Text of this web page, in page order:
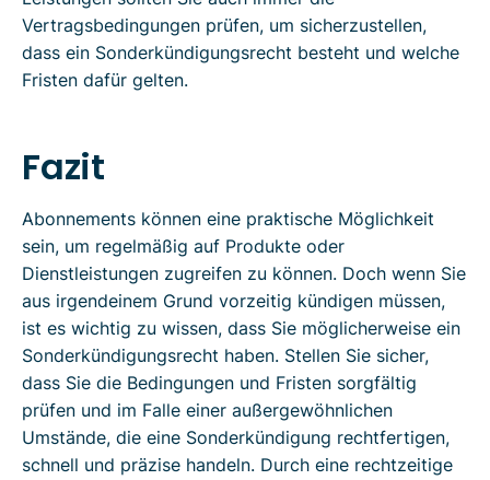
Vertragsbedingungen prüfen, um sicherzustellen,
dass ein Sonderkündigungsrecht besteht und welche
Fristen dafür gelten.
Fazit
Abonnements können eine praktische Möglichkeit
sein, um regelmäßig auf Produkte oder
Dienstleistungen zugreifen zu können. Doch wenn Sie
aus irgendeinem Grund vorzeitig kündigen müssen,
ist es wichtig zu wissen, dass Sie möglicherweise ein
Sonderkündigungsrecht haben. Stellen Sie sicher,
dass Sie die Bedingungen und Fristen sorgfältig
prüfen und im Falle einer außergewöhnlichen
Umstände, die eine Sonderkündigung rechtfertigen,
schnell und präzise handeln. Durch eine rechtzeitige